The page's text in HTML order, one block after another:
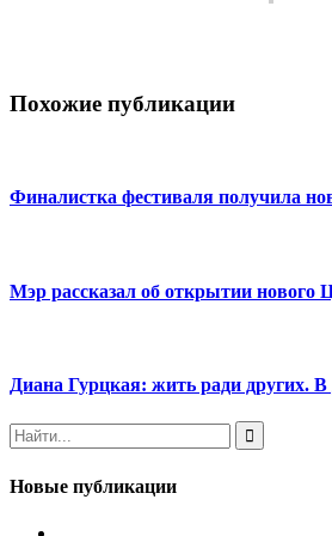
Похожие публикации
Финалистка фестиваля получила
Мэр рассказал об открытии нового
Диана Гурцкая: жить ради других. В
Новые публикации